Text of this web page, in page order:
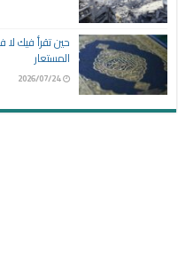
حين تقرأ فيك لا
المستعار
2026/07/24